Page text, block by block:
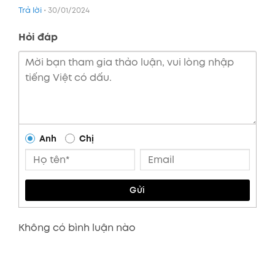
sao
Trả lời •30/01/2024
Hỏi đáp
Anh Chị
Gửi
Không có bình luận nào